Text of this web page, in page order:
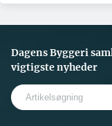
Dagens Byggeri
vigtigste nyheder